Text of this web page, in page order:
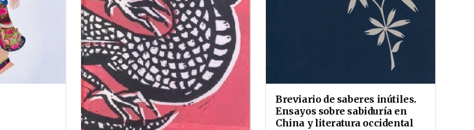
Breviario de saberes inútiles.
Ensayos sobre sabiduría en
China y literatura occidental